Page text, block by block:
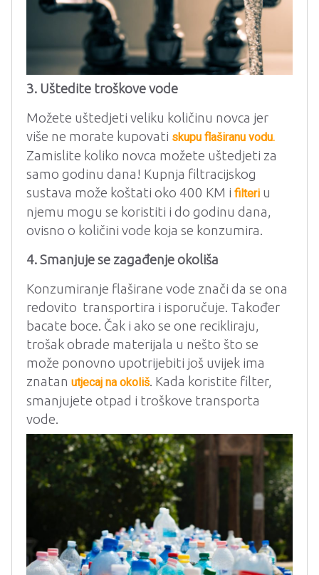
3. Uštedite troškove vode
Možete uštedjeti veliku količinu novca jer
više ne morate kupovati skupu flaširanu vodu.
Zamislite koliko novca možete uštedjeti za
samo godinu dana! Kupnja filtracijskog
sustava može koštati oko 400 KM i filteri u
njemu mogu se koristiti i do godinu dana,
ovisno o količini vode koja se konzumira.
4. Smanjuje se zagađenje okoliša
Konzumiranje flaširane vode znači da se ona
redovito transportira i isporučuje. Također
bacate boce. Čak i ako se one recikliraju,
trošak obrade materijala u nešto što se
može ponovno upotrijebiti još uvijek ima
znatan utjecaj na okoliš. Kada koristite filter,
smanjujete otpad i troškove transporta
vode.